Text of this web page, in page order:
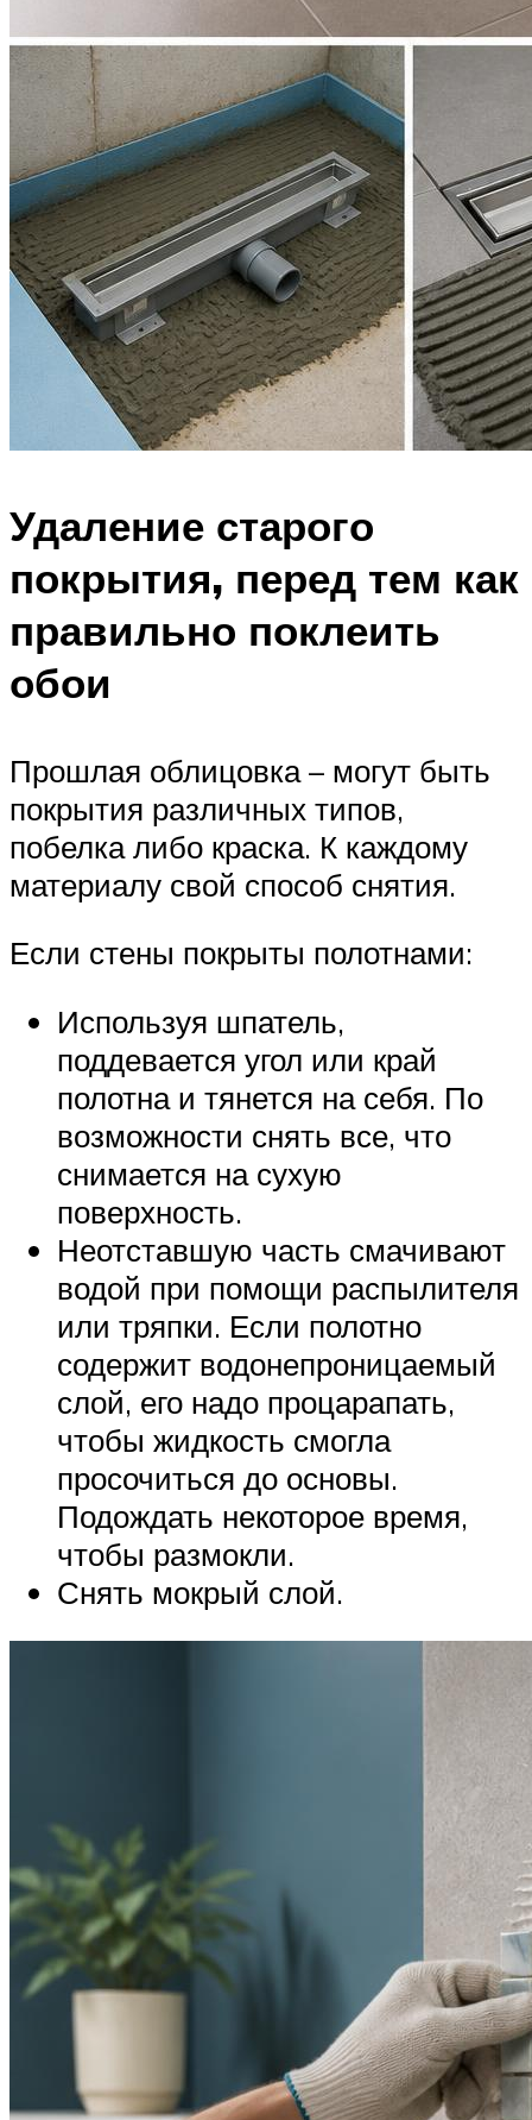
Удаление старого
покрытия, перед тем как
правильно поклеить
обои
Прошлая облицовка – могут быть
покрытия различных типов,
побелка либо краска. К каждому
материалу свой способ снятия.
Если стены покрыты полотнами:
Используя шпатель,
поддевается угол или край
полотна и тянется на себя. По
возможности снять все, что
снимается на сухую
поверхность.
Неотставшую часть смачивают
водой при помощи распылителя
или тряпки. Если полотно
содержит водонепроницаемый
слой, его надо процарапать,
чтобы жидкость смогла
просочиться до основы.
Подождать некоторое время,
чтобы размокли.
Снять мокрый слой.